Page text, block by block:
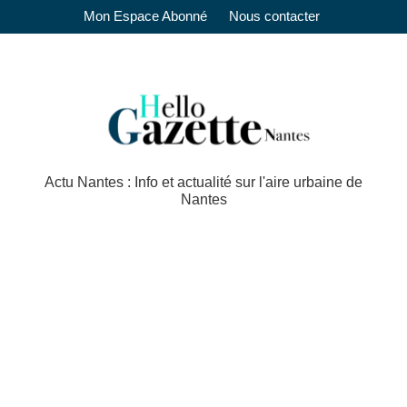
Mon Espace Abonné Nous contacter
Actu Nantes : Info et actualité sur l'aire urbaine de
Nantes